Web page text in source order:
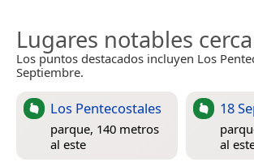
Lugares notables
Los puntos destacados incluyen Los
Septiembre.
Los Pentecostales
parque, 140 metros
al este
18
al